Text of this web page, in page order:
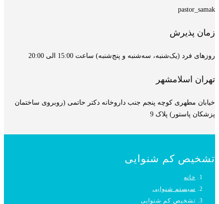
pastor_samak
زمان پذیرش
روزهای فرد (یک‌شنبه، سه‌شنبه و پنج‌شنبه) ساعت 15:00 الی 20:00
تهران اسلامشهر
خیابان مطهری کوچه پنجم جنب داروخانه دکتر حاتمی (روبروی ساختمان
پزشکان پاستور) پلاک 9
تشخیص کم شنوایی
خانه
سیستم شنوایی
تشخیص کم شنوایی